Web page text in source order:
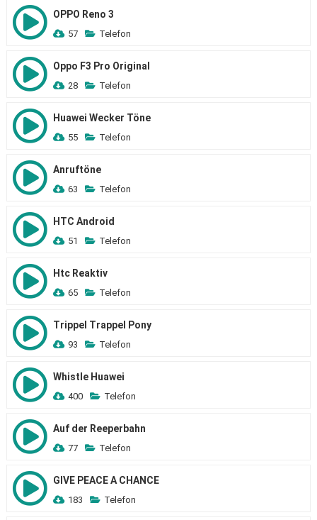
OPPO Reno 3
57 Telefon
Oppo F3 Pro Original
28 Telefon
Huawei Wecker Töne
55 Telefon
Anruftöne
63 Telefon
HTC Android
51 Telefon
Htc Reaktiv
65 Telefon
Trippel Trappel Pony
93 Telefon
Whistle Huawei
400 Telefon
Auf der Reeperbahn
77 Telefon
GIVE PEACE A CHANCE
183 Telefon